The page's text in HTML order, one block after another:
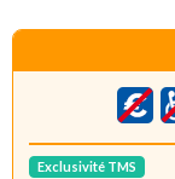
Exclusivité TMS